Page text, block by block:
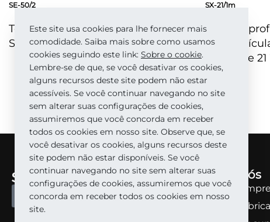
SE-50/2
Tesoura profissional para cutícula
Staleks Pro Expert 50 Tipo 2
OLHADA RÁPIDA
SX-21/1m
Tesoura
para
Exclusive
OLHADA
TORNE-SE UM PARCEIRO
Sobre nós
Sobre a
Sobre a
Este site usa cookies para lhe fornecer mais
comodidade. Saiba mais sobre como usamos
cookies seguindo este link: Sobre o сookie.
Lembre-se de que, se você desativar os cookies,
alguns recursos deste site podem não estar
acessíveis. Se você continuar navegando no site
sem alterar suas configurações de cookies,
assumiremos que você concorda em receber
todos os cookies em nosso site. Observe que, se
você desativar os cookies, alguns recursos deste
site podem não estar disponíveis. Se você
continuar navegando no site sem alterar suas
configurações de cookies, assumiremos que você
concorda em receber todos os cookies em nosso
site.